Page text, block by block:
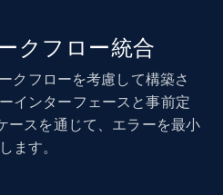
id, Title, Rating,
count item, Initial
今すぐ始める
クフロー統合
クフローを考慮して構築さ
インターフェースと事前定
ースを通じて、エラーを最小
ます。